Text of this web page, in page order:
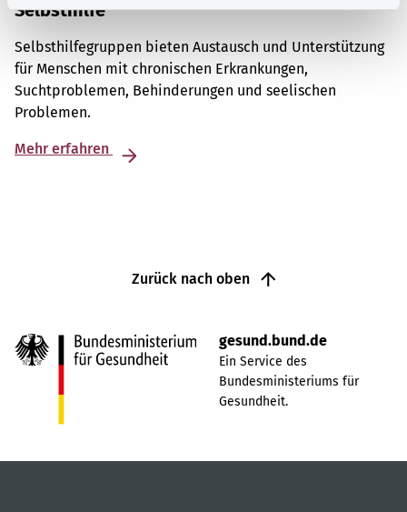
Selbsthilfe
Selbsthilfegruppen bieten Austausch und Unterstützung
für Menschen mit chronischen Erkrankungen,
Suchtproblemen, Behinderungen und seelischen
Problemen.
Mehr erfahren
Zurück nach oben
gesund.bund.de
Ein Service des
Bundesministeriums für
Gesundheit.